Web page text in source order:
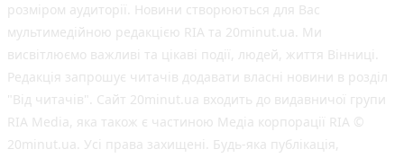
розміром аудиторії. Новини створюються для Вас
мультимедійною редакцією RIA та 20minut.ua. Ми
висвітлюємо важливі та цікаві події, людей, життя Вінниці.
Редакція запрошує читачів додавати власні новини в розділ
"Від читачів". Сайт 20minut.ua входить до видавничої групи
RIA Media, яка також є частиною Медіа корпорації RIA ©
20minut.ua. Усі права захищені. Будь-яка публiкацiя,